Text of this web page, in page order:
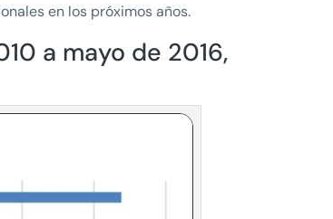
en los próximos años.
a mayo de 2016,